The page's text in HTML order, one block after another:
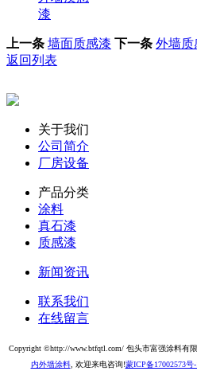
漆
上一条 墙面质感漆 下一条 外墙质
返回列表
关于我们
公司简介
厂房设备
产品分类
涂料
真石漆
质感漆
新闻资讯
联系我们
在线留言
Copyright ©http://www.btfqtl.com/ 包头市富强涂料有
内外墙涂料, 欢迎来电咨询!蒙ICP备17002573号-